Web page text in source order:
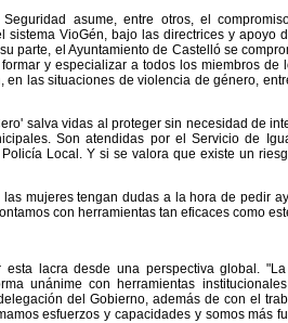
asume, entre otros, el
VioGén, bajo las directrices y apoyo
parte, el Ayuntamiento de Castelló se
y especializar a todos los miembros de
las situaciones de violencia de género,
salva vidas al proteger sin necesidad de
Son atendidas por el Servicio de
Local. Y si se valora que existe un
mujeres tengan dudas a la hora de pedir
con herramientas tan eficaces como
lacra desde una perspectiva global.
unánime con herramientas
del Gobierno, además de con el
esfuerzos y capacidades y somos más